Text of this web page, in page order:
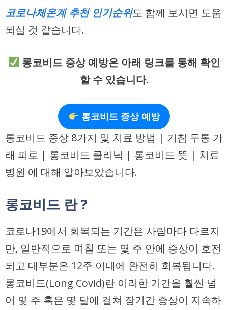
코로나체온계 추천 인기순위도 함께 보시면 도움
되실 것 같습니다.
롱코비드 증상 예방은 아래 링크를 통해 확인
할 수 있습니다.
롱코비드 증상 예방
롱코비드 증상 8가지 및 치료 방법 | 기침 두통 가
래 피로 | 롱코비드 클리닉 | 롱코비드 뜻 | 치료
병원 에 대해 알아보았습니다.
롱코비드 란 ?
코로나19에서 회복되는 기간은 사람마다 다르지
만, 일반적으로 며칠 또는 몇 주 안에 증상이 호전
되고 대부분은 12주 이내에 완전히 회복됩니다.
롱코비드(Long Covid)란 이러한 기간을 훨씬 넘
어 몇 주 혹은 몇 달에 걸쳐 장기간 증상이 지속하